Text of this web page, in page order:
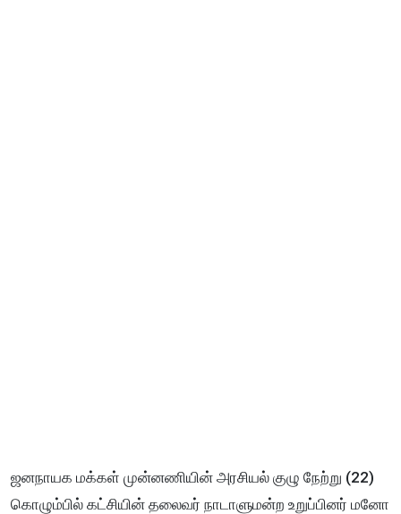
ஜனநாயக மக்கள் முன்னணியின் அரசியல் குழு நேற்று (22)
கொழும்பில் கட்சியின் தலைவர் நாடாளுமன்ற உறுப்பினர் மனோ